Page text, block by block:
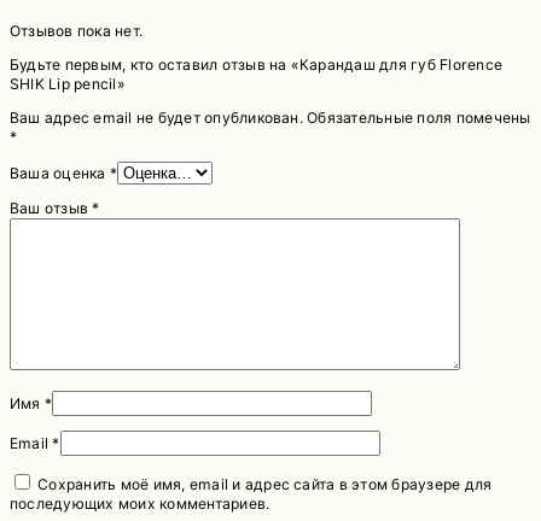
Отзывов пока нет.
Будьте первым, кто оставил отзыв на «Карандаш для губ Florence
SHIK Lip pencil»
Ваш адрес email не будет опубликован. Обязательные поля помечены
*
Ваша оценка *
Ваш отзыв*
Имя *
Email*
Сохранить моё имя, email и адрес сайта в этом браузере для
последующих моих комментариев.